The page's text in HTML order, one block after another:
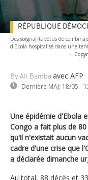
Des soignants vêtus de
d'Ebola hospitalisé dans une
-
By Ali Bamba avec AFP
Dernière MAJ: 18/05 -
RÉPUBLIQUE
Une épidémie d'Ebola
Congo a fait plus de
qu'il n'existait aucun
cadre d'une crise que
a déclarée dimanche
Au total, 88 décès et